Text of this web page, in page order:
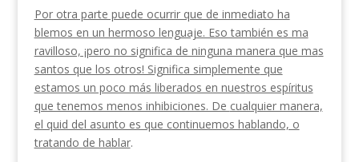
Por otra parte puede ocurrir que de inmediato ha­
blemos en un hermoso lenguaje. Eso también es ma­
ravilloso, ¡pero no significa de ninguna manera que mas
santos que los otros! Significa simplemente que
estamos un poco más liberados en nues­tros espíritus
que tenemos menos inhibiciones. De cualquier manera,
el quid del asunto es que continuemos hablando, o
tratando de hablar.